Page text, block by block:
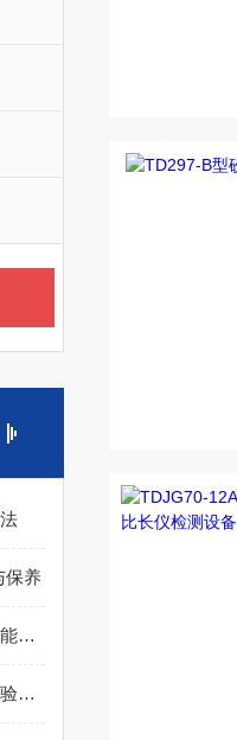
保养
水泥水化热测定仪：水泥性能检测的关键设备
微机显示钢绞线万能材料试验机的试验操作步骤